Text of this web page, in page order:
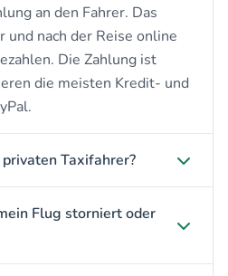
an den Fahrer. Das
und nach der Reise online
Die Zahlung ist
die meisten Kredit- und
Taxifahrer?
Flug storniert oder